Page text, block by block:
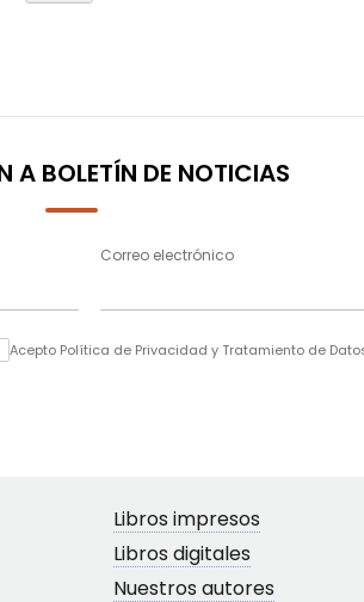
A BOLETÍN DE NOTICIAS
Correo electrónico
Acepto Política de Privacidad y Tratamiento de
Libros impresos
Libros digitales
Nuestros autores